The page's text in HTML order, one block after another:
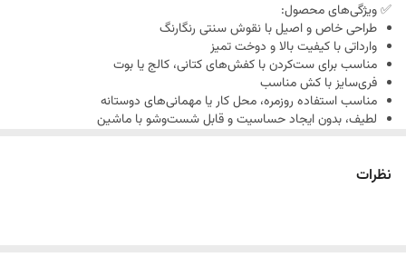
✅ ویژگی‌های محصول:
طراحی خاص و اصیل با نقوش سنتی رنگارنگ
وارداتی با کیفیت بالا و دوخت تمیز
مناسب برای ست‌کردن با کفش‌های کتانی، کالج یا بوت
فری‌سایز با کش مناسب
مناسب استفاده روزمره، محل کار یا مهمانی‌های دوستانه
لطیف، بدون ایجاد حساسیت و قابل شست‌وشو با ماشین
نظرات